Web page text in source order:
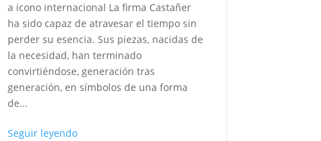
a icono internacional La firma Castañer
ha sido capaz de atravesar el tiempo sin
perder su esencia. Sus piezas, nacidas de
la necesidad, han terminado
convirtiéndose, generación tras
generación, en símbolos de una forma
de...
Seguir leyendo